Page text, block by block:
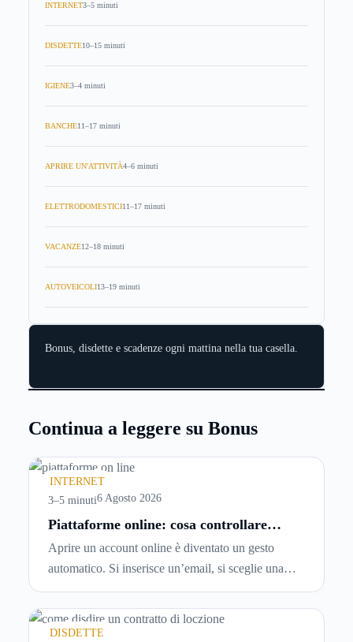
INTERNET3–5 minuti
DISDETTE10–15 minuti
IGIENE3–4 minuti
BANCHE11–17 minuti
APRIRE UN'ATTIVITÀ4–6 minuti
ELETTRODOMESTICI11–17 minuti
VACANZE12–18 minuti
AUTOVEICOLI13–19 minuti
Bonus, disdette e scadenze ogni mattina nella tua casella.
Continua a leggere su Bonus
INTERNET
3–5 minuti6 Agosto 2026
Piattaforme online: cosa controllare
prima di iscriversi e usare servizi in
tempo reale
Aprire un account online è diventato un gesto
automatico. Si inserisce un’email, si sceglie una
password, si accetta una serie di condizioni senza
leggerle davvero. Tutto avviene in pochi minuti,
spesso senza che ci si fermi a capire dove si sta
DISDETTE